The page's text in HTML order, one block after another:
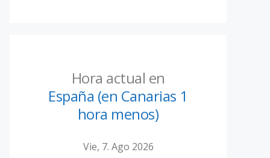
Hora actual en
España (en Canarias 1
hora menos)